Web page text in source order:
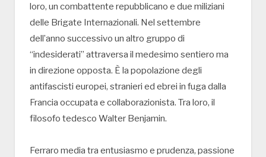
loro, un combattente repubblicano e due miliziani
delle Brigate Internazionali. Nel settembre
dell’anno successivo un altro gruppo di
“indesiderati” attraversa il medesimo sentiero ma
in direzione opposta. È la popolazione degli
antifascisti europei, stranieri ed ebrei in fuga dalla
Francia occupata e collaborazionista. Tra loro, il
filosofo tedesco Walter Benjamin.
Ferraro media tra entusiasmo e prudenza, passione